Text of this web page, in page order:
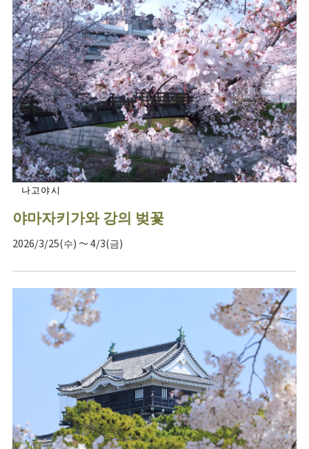
나고야시
야마자키가와 강의 벚꽃
2026/3/25(수) ～ 4/3(금)